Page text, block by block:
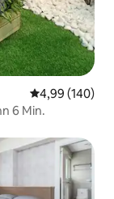
4,99 (140)
6 Min.